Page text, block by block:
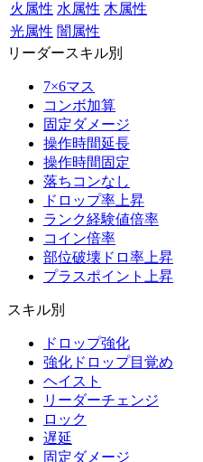
火属性 水属性 木属性
光属性 闇属性
リーダースキル別
7×6マス
コンボ加算
固定ダメージ
操作時間延長
操作時間固定
落ちコンなし
ドロップ率上昇
ランク経験値倍率
コイン倍率
部位破壊ドロ率上昇
プラスポイント上昇
スキル別
ドロップ強化
強化ドロップ目覚め
ヘイスト
リーダーチェンジ
ロック
遅延
固定ダメージ